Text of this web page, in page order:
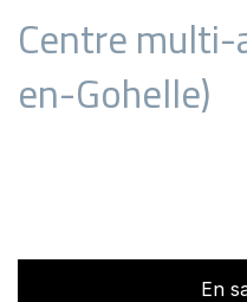
Centre
en-Gohelle)
En